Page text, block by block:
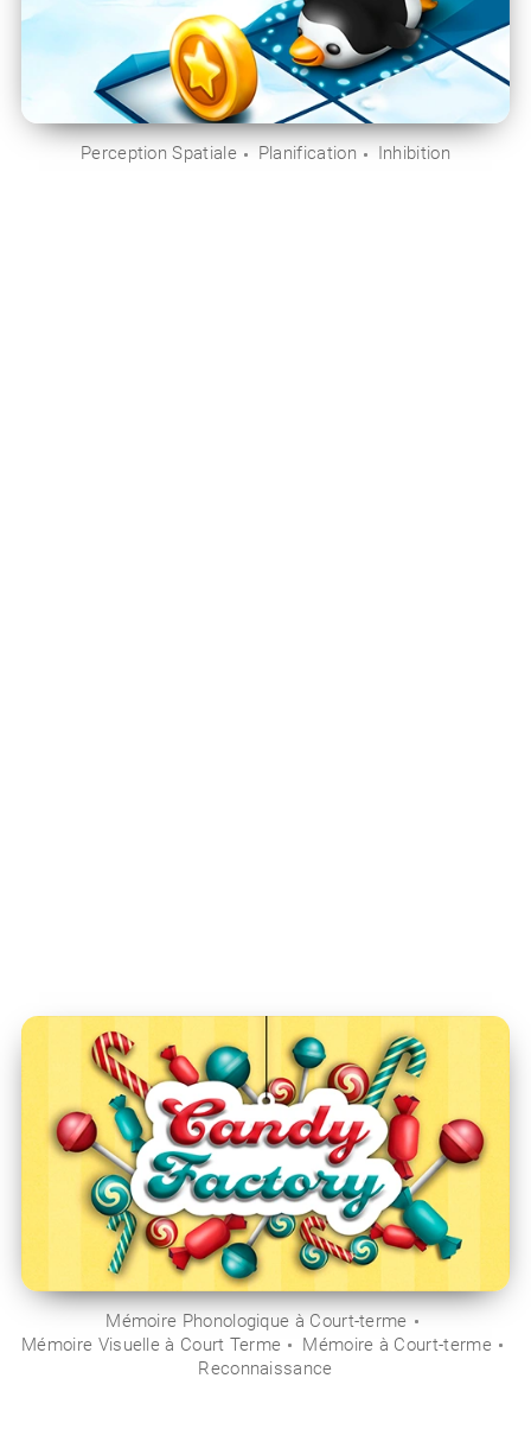
Perception Spatiale Planification Inhibition
Mémoire Phonologique à Court-terme
Mémoire Visuelle à Court Terme
Mémoire à Court-terme
Reconnaissance